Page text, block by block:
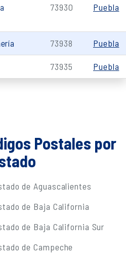
73930 Puebla
73938 Puebla
73935 Puebla
Postales por
de Aguascalientes
de Baja California
de Baja California Sur
de Campeche